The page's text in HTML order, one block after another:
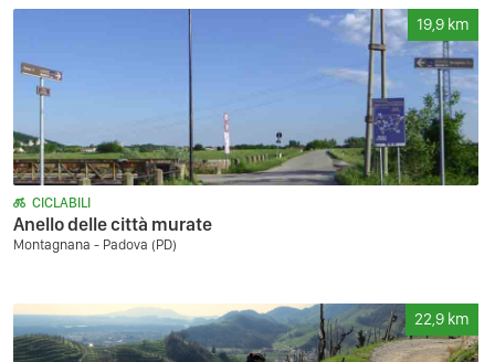
19,9 km
CICLABILI
Anello delle città murate
Montagnana - Padova (PD)
22,9 km